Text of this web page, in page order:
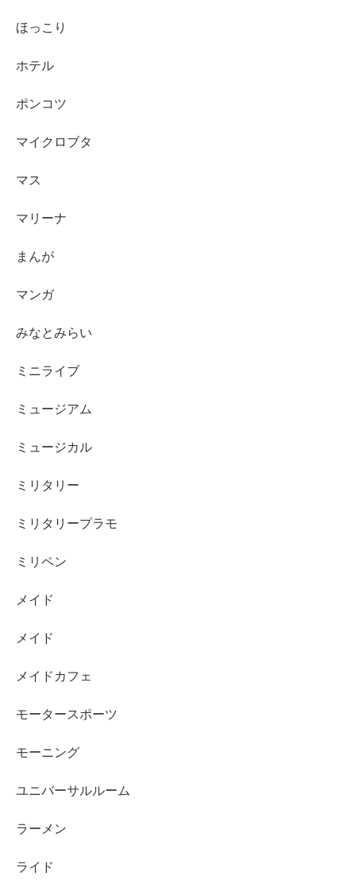
ほっこり
ホテル
ポンコツ
マイクロブタ
マス
マリーナ
まんが
マンガ
みなとみらい
ミニライブ
ミュージアム
ミュージカル
ミリタリー
ミリタリープラモ
ミリペン
メイド
メイド
メイドカフェ
モータースポーツ
モーニング
ユニバーサルルーム
ラーメン
ライド